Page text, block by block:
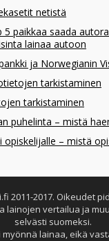
netistä
5 paikkaa saada
lainaa autoon
ja Norwegianin
tarkistaminen
tarkistaminen
puhelinta – mistä
– mistä
2011-2017. Oikeudet
lainojen vertailua ja
selvästi suomeksi.
myönnä lainaa, eikä